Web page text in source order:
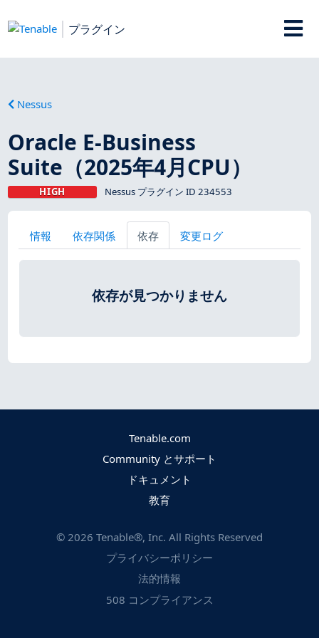
プラグイン
Nessus
Oracle E-Business
Suite（2025年4月CPU）
HIGH Nessus プラグイン ID 234553
情報 依存関係 依存 変更ログ
依存が見つかりません
Tenable.com
Community とサポート
ドキュメント
教育
© 2026 Tenable®, Inc. All Rights Reserved
プライバシーポリシー
法的情報
508 コンプライアンス